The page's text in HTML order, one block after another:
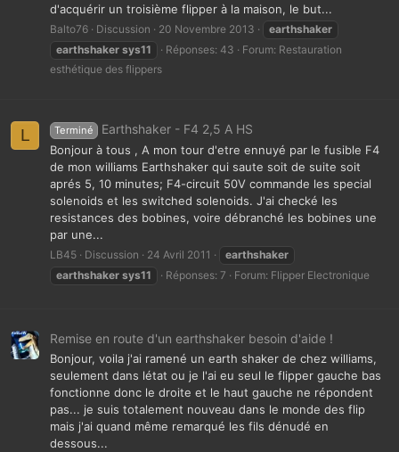
d'acquérir un troisième flipper à la maison, le but...
Balto76 Discussion 20 Novembre 2013
earthshaker
earthshaker sys11 Réponses: 43 Forum: Restauration
esthétique des flippers
L Terminé Earthshaker - F4 2,5 A HS
Bonjour à tous , A mon tour d'etre ennuyé par le fusible F4
de mon williams Earthshaker qui saute soit de suite soit
aprés 5, 10 minutes; F4-circuit 50V commande les special
solenoids et les switched solenoids. J'ai checké les
resistances des bobines, voire débranché les bobines une
par une...
LB45 Discussion 24 Avril 2011
earthshaker
earthshaker sys11 Réponses: 7 Forum: Flipper Electronique
Remise en route d'un earthshaker besoin d'aide !
Bonjour, voila j'ai ramené un earth shaker de chez williams,
seulement dans létat ou je l'ai eu seul le flipper gauche bas
fonctionne donc le droite et le haut gauche ne répondent
pas... je suis totalement nouveau dans le monde des flip
mais j'ai quand même remarqué les fils dénudé en
dessous...